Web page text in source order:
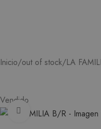
Inicio out of stock LA
Vendido
Ampliar